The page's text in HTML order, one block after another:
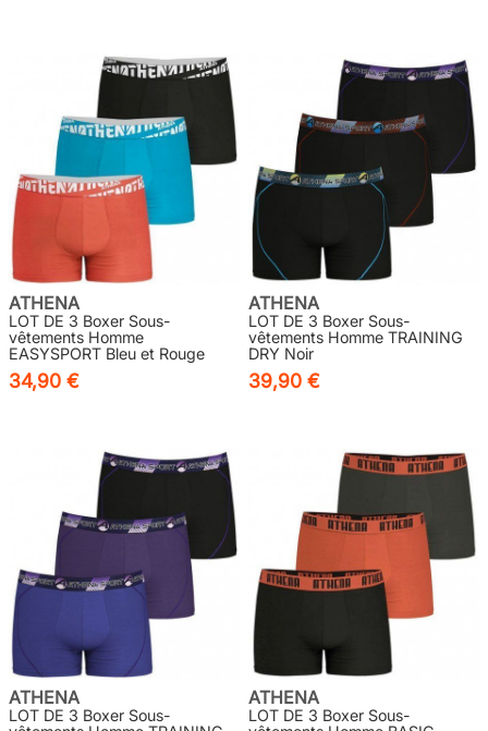
ATHENA
LOT DE 3 Boxer Sous-
vêtements Homme
EASYSPORT Bleu et Rouge
34,90 €
ATHENA
LOT DE 3 Boxer Sous-
vêtements Homme TRAINING
DRY Noir
39,90 €
ATHENA
LOT DE 3 Boxer Sous-
ATHENA
LOT DE 3 Boxer Sous-